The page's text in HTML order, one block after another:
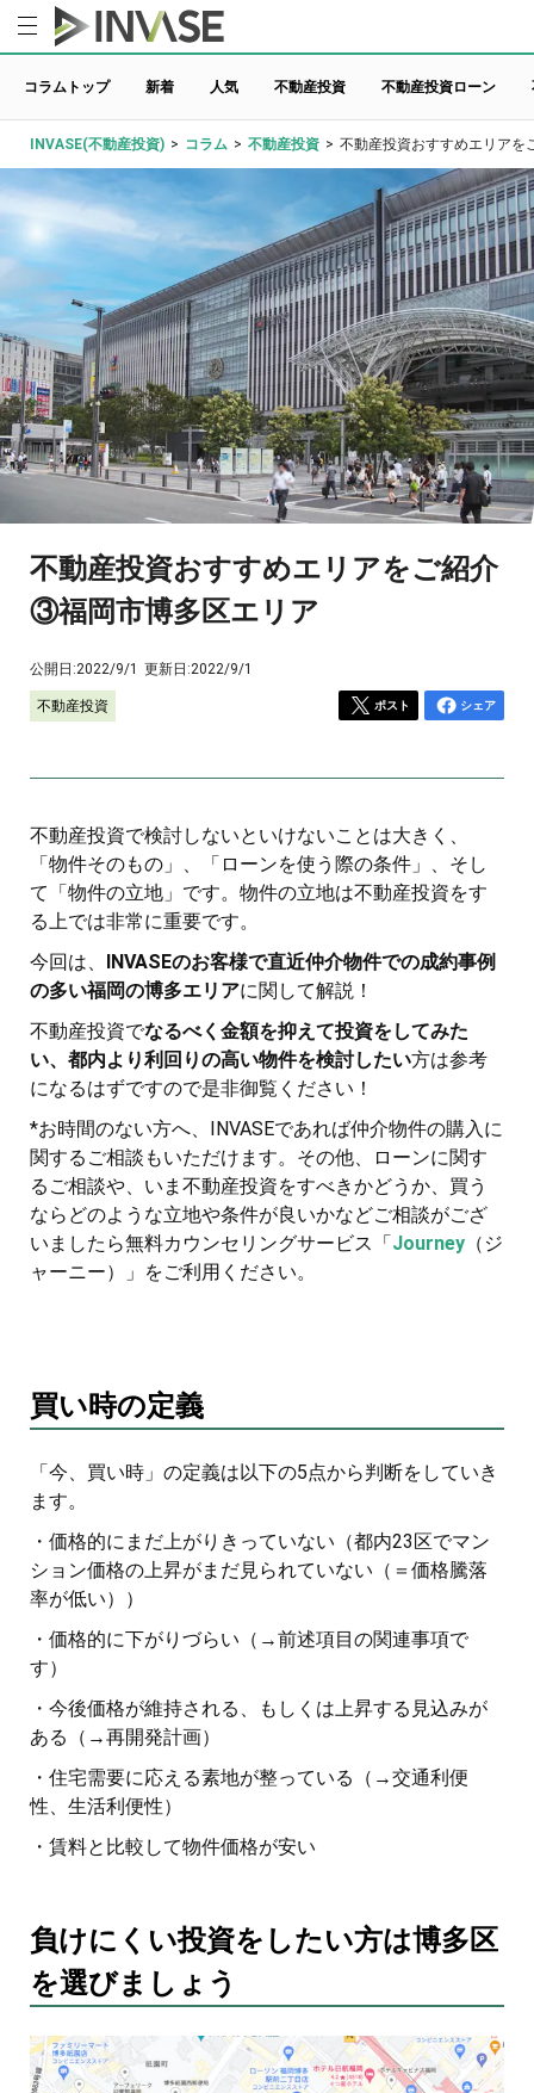
コラムトップ 新着 人気 不動産投資 不動産投資ローン
INVASE(不動産投資) > コラム > 不動産投資 > 不動産投資おすすめエリア
不動産投資おすすめエリアをご紹介
③福岡市博多区エリア
公開日:2022/9/1 更新日:2022/9/1
不動産投資 ポスト シェア
不動産投資で検討しないといけないことは大きく、
「物件そのもの」、「ローンを使う際の条件」、そし
て「物件の立地」です。物件の立地は不動産投資をす
る上では非常に重要です。
今回は、
INVASEのお客様で直近仲介物件での成約事例
の多い福岡の博多エリアに関して解説！
不動産投資でなるべく金額を抑えて投資をしてみた
い、都内より利回りの高い物件を検討したい方は参考
になるはずですので是非御覧ください！
*お時間のない方へ、INVASEであれば仲介物件の購入に
関するご相談もいただけます。その他、ローンに関す
るご相談や、いま不動産投資をすべきかどうか、買う
ならどのような立地や条件が良いかなどご相談がござ
いましたら無料カウンセリングサービス「 Journey （ジ
ャーニー）」をご利用ください。
買い時の定義
「今、買い時」の定義は以下の5点から判断をしていき
ます。
・価格的にまだ上がりきっていない（都内23区でマン
ション価格の上昇がまだ見られていない（＝価格騰落
率が低い））
・価格的に下がりづらい（→前述項目の関連事項で
す）
・今後価格が維持される、もしくは上昇する見込みが
ある（→再開発計画）
・住宅需要に応える素地が整っている（→交通利便
性、生活利便性）
・賃料と比較して物件価格が安い
負けにくい投資をしたい方は博多区
を選びましょう